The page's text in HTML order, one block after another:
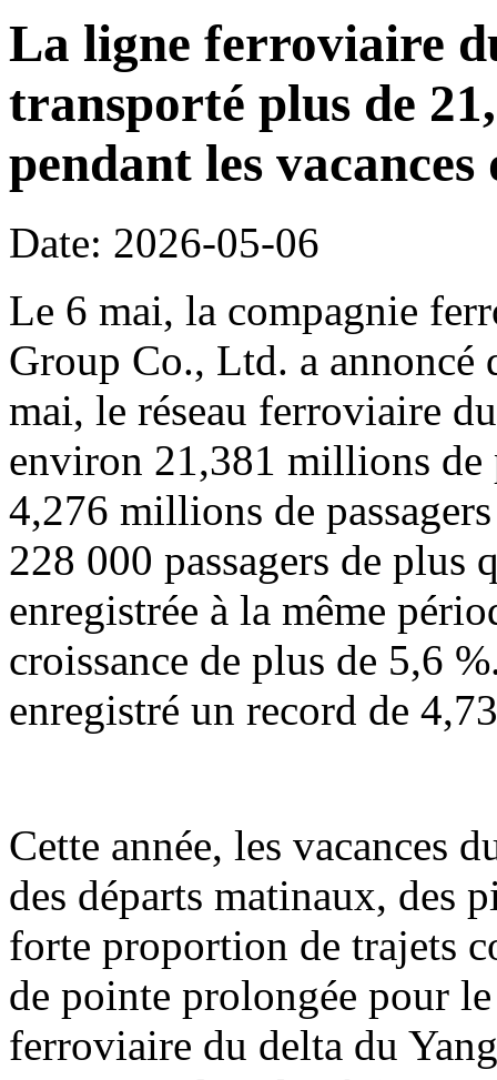
La ligne ferroviaire
transporté plus de
pendant les
Date: 2026-05-06
Le 6 mai, la compagnie
Group Co., Ltd. a annoncé
mai, le réseau ferroviaire
environ 21,381 millions de
4,276 millions de
228 000 passagers de plus
enregistrée à la même
croissance de plus de 5,6
enregistré un record de
Cette année, les vacances
des départs matinaux, des
forte proportion de trajets
de pointe prolongée pour
ferroviaire du delta du